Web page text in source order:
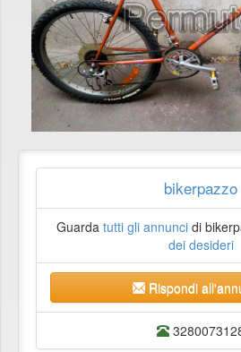
bikerpazzo
Guarda tutti gli annuncidi
dei desideri
Rispondi